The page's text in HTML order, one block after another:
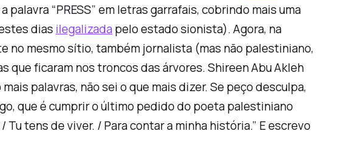
“PRESS” em letras garrafais, cobrindo mais uma
dias ilegalizadapelo estado sionista). Agora, na
no mesmo sítio, também jornalista (mas não palestiniano,
que ficaram nos troncos das árvores. Shireen Abu Akleh
palavras, não sei o que mais dizer. Se peço desculpa,
que é cumprir o último pedido do poeta palestiniano
tens de viver. / Para contar a minha história.” E escrevo